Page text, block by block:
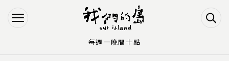
Jump to Navigation
Jump to Main content
每週一晚間十點